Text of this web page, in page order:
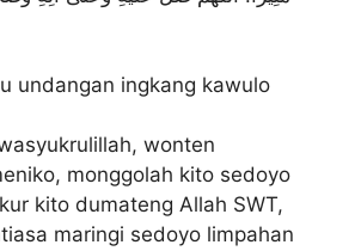
undangan ingkang kawulo
wonten
monggolah kito sedoyo
kito dumateng Allah SWT,
maringi sedoyo limpahan